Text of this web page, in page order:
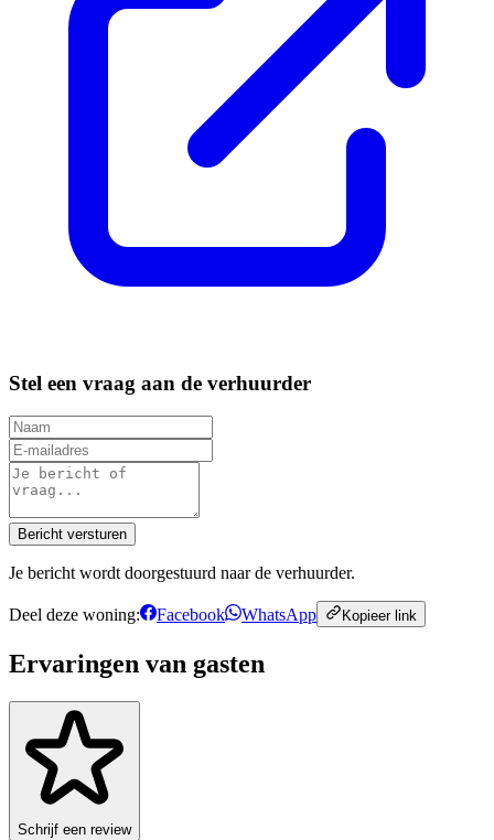
Stel een vraag aan de verhuurder
Bericht versturen
Je bericht wordt doorgestuurd naar de verhuurder.
Deel deze woning: Facebook WhatsApp Kopieer link
Ervaringen van gasten
Schrijf een review